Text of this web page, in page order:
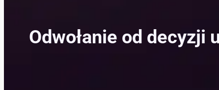
Odwołanie od